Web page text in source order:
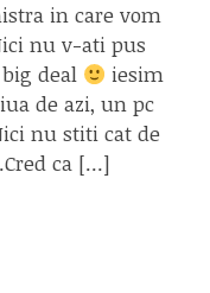
in care vom
nu v-ati pus
deal
iesim
de azi, un pc
nu stiti cat de
ca […]